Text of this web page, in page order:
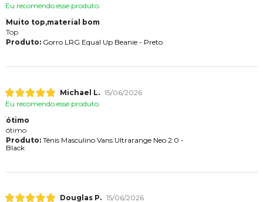
Eu recomendo esse produto.
Muito top,material bom
Top
Produto:Gorro LRG Equal Up Beanie - Preto
Michael L. 15/06/2026
Eu recomendo esse produto.
ótimo
ótimo
Produto:Tênis Masculino Vans Ultrarange Neo 2.0 -
Black
Douglas P. 15/06/2026